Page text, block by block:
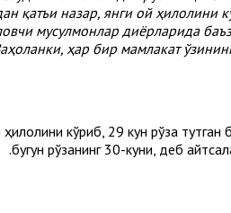
қатъи назар, янги ой ҳилолини
мусулмонлар диёрларида
ҳар бир мамлакат
кўриб, 29 кун рўза
бугун рўзанинг 30-куни, деб